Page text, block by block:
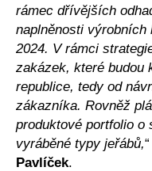
rámec dřívějších
naplněnosti
2024. V rámci
zakázek, které budou
republice, tedy od
zákazníka. Rovněž
produktové portfolio o
vyráběné typy jeřábů,
Pavlíček.